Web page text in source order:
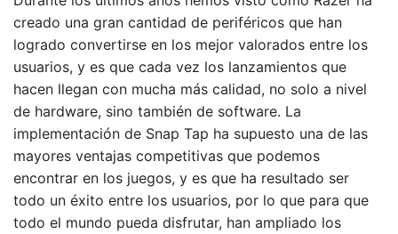
creado una gran cantidad de periféricos que han
logrado convertirse en los mejor valorados entre los
usuarios, y es que cada vez los lanzamientos que
hacen llegan con mucha más calidad, no solo a nivel
de hardware, sino también de software. La
implementación de Snap Tap ha supuesto una de las
mayores ventajas competitivas que podemos
encontrar en los juegos, y es que ha resultado ser
todo un éxito entre los usuarios, por lo que para que
todo el mundo pueda disfrutar, han ampliado los